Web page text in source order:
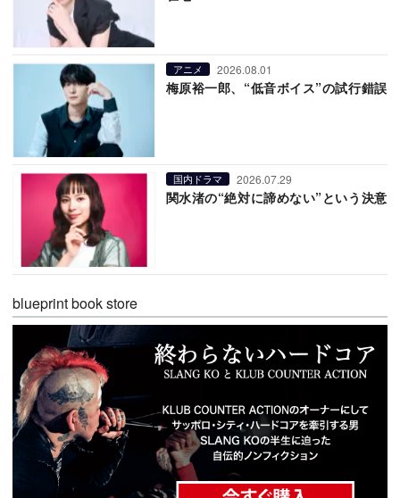
アニメ 2026.08.01
梅原裕一郎、“低音ボイス”の試行錯誤
国内ドラマ 2026.07.29
関水渚の“絶対に諦めない”という決意
blueprint book store